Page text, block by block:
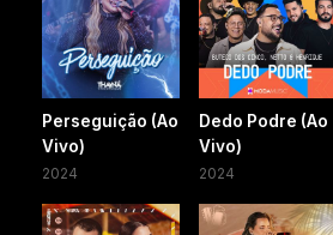
Perseguição (Ao
Vivo)
2024
Dedo Podre (Ao
Vivo)
2024